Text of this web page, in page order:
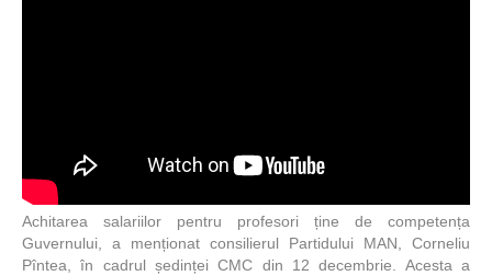
Achitarea salariilor pentru profesori ține de competența
Guvernului, a menționat consilierul Partidului MAN, Corneliu
Pîntea, în cadrul ședinței CMC din 12 decembrie. Acesta a